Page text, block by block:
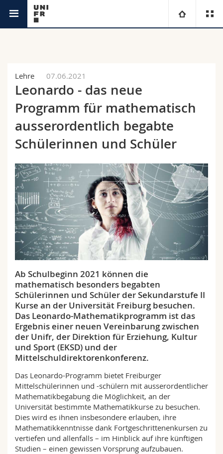
Campus
Forschung
Universität
Weiterbildung
Theologische Fak.
Rechtswissenschaftliche Fak.
Wirtschafts- und Sozialwissenschaftliche Fak.
Philosophische Fak.
Fak. für Erziehungs- und Bildungswissenschaften
Math.-Nat. und Med. Fak.
Interfakultär
Informationen für
Studieninteressierte
Studierende
Medien
Forschende
Mitarbeitende
Doktorierende
Ressourcen
Personenverzeichnis
Ortsplan
Bibliotheken
Webmail
Vorlesungsverzeichnis
MyUnifr
Lehre 07.06.2021
Leonardo - das neue
Programm für mathematisch
ausserordentlich begabte
Schülerinnen und Schüler
Ab Schulbeginn 2021 können die
mathematisch besonders begabten
Schülerinnen und Schüler der Sekundarstufe II
Kurse an der Universität Freiburg besuchen.
Das Leonardo-Mathematikprogramm ist das
Ergebnis einer neuen Vereinbarung zwischen
der Unifr, der Direktion für Erziehung, Kultur
und Sport (EKSD) und der
Mittelschuldirektorenkonferenz.
Das Leonardo-Programm bietet Freiburger
Mittelschülerinnen und -schülern mit ausserordentlicher
Mathematikbegabung die Möglichkeit, an der
Universität bestimmte Mathematikkurse zu besuchen.
Dies wird es ihnen insbesondere erlauben, ihre
Mathematikkenntnisse dank Fortgeschrittenenkursen zu
vertiefen und allenfalls – im Hinblick auf ihre künftigen
Studien – einen gewissen Vorsprung aufzubauen.